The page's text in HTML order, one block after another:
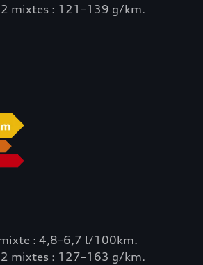
mixtes : 121–139 g/km.
: 4,8–6,7 l/100km.
mixtes : 127–163 g/km.